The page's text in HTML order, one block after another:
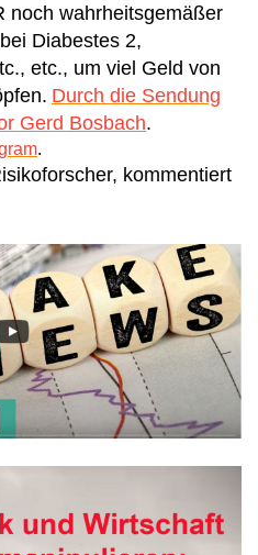
noch wahrheitsgemäßer
Diabestes 2,
etc., um viel Geld von
Durch die Sendung
Gerd Bosbach.
.
kommentiert